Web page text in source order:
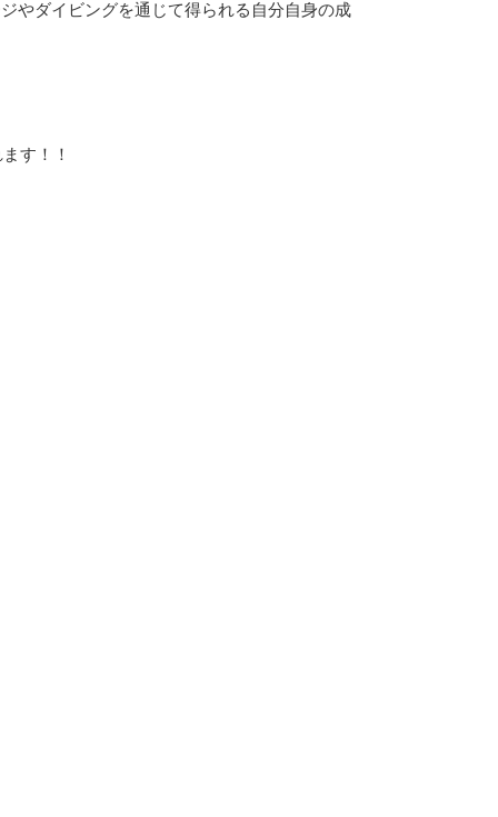
やダイビングを通じて得られる自分自身の成
す！！